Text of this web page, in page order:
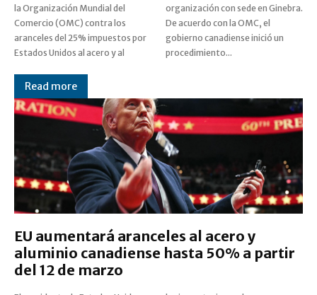
la Organización Mundial del
Comercio (OMC) contra los
aranceles del 25% impuestos por
Estados Unidos al acero y al
organización con sede en Ginebra.
De acuerdo con la OMC, el
gobierno canadiense inició un
procedimiento...
Read more
EU aumentará aranceles al acero y
aluminio canadiense hasta 50% a partir
del 12 de marzo